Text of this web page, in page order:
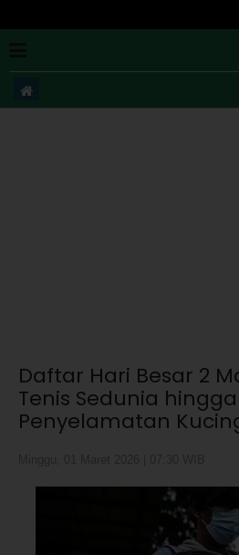
Daftar Hari Besar 2
Tenis Sedunia
Penyelamatan